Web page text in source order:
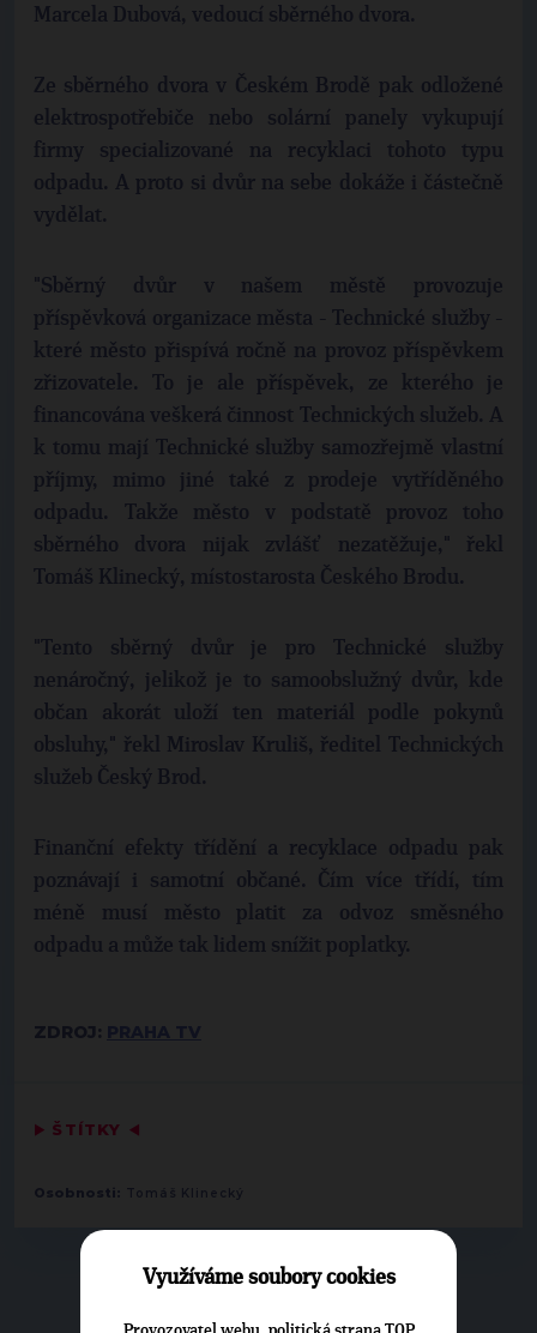
NEPŘEHLÉDNĚTE
Marcela Dubová, vedoucí sběrného dvora.
Ze sběrného dvora v Českém Brodě pak odložené
elektrospotřebiče nebo solární panely vykupují
firmy specializované na recyklaci tohoto typu
odpadu. A proto si dvůr na sebe dokáže i částečně
vydělat.
"Sběrný dvůr v našem městě provozuje
příspěvková organizace města - Technické služby -
které město přispívá ročně na provoz příspěvkem
zřizovatele. To je ale příspěvek, ze kterého je
financována veškerá činnost Technických služeb. A
k tomu mají Technické služby samozřejmě vlastní
příjmy, mimo jiné také z prodeje vytříděného
odpadu. Takže město v podstatě provoz toho
sběrného dvora nijak zvlášť nezatěžuje," řekl
Tomáš Klinecký, místostarosta Českého Brodu.
"Tento sběrný dvůr je pro Technické služby
nenáročný, jelikož je to samoobslužný dvůr, kde
občan akorát uloží ten materiál podle pokynů
obsluhy," řekl Miroslav Kruliš, ředitel Technických
služeb Český Brod.
Finanční efekty třídění a recyklace odpadu pak
poznávají i samotní občané. Čím více třídí, tím
méně musí město platit za odvoz směsného
odpadu a může tak lidem snížit poplatky.
ZDROJ:
▶ ŠTÍTKY ◀
Osobnosti: Tomáš Klinecký
Využíváme soubory cookies